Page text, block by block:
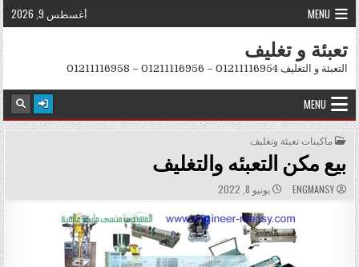
Skip to content
MENU أغسطس 9, 2026
تعبئة و تغليف
التعبئة و التغليف 01211116954 – 01211116956 – 01211116958
MENU
POSTED IN
ماكينات تعبئة وتغليف
بيع مكن التعبئه والتغليف
AUTHOR:
ENGMANSY
PUBLISHED DATE:
يونيو 8, 2022